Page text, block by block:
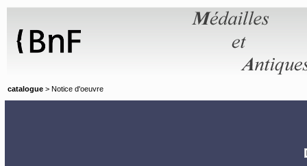
catalogue > Notice d'oeuvre